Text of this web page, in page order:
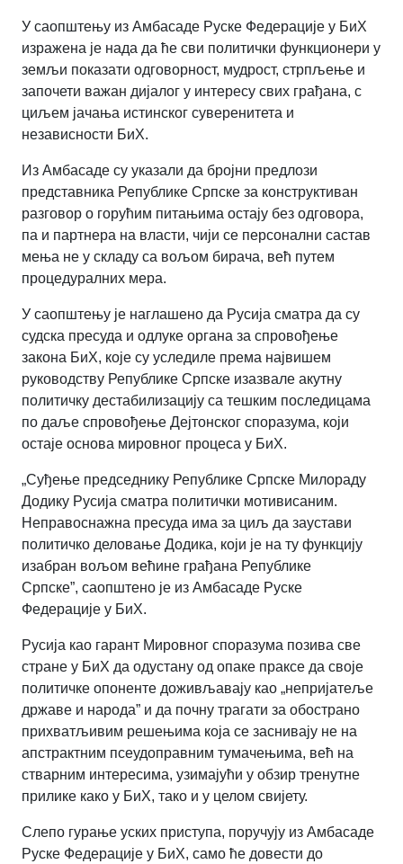
У саопштењу из Амбасаде Руске Федерације у БиХ
изражена је нада да ће сви политички функционери у
земљи показати одговорност, мудрост, стрпљење и
започети важан дијалог у интересу свих грађана, с
циљем јачања истинског суверенитета и
независности БиХ.
Из Амбасаде су указали да бројни предлози
представника Републике Српске за конструктиван
разговор о горућим питањима остају без одговора,
па и партнера на власти, чији се персонални састав
мења не у складу са вољом бирача, већ путем
процедуралних мера.
У саопштењу је наглашено да Русија сматра да су
судска пресуда и одлуке органа за спровођење
закона БиХ, које су уследиле према највишем
руководству Републике Српске изазвале акутну
политичку дестабилизацију са тешким последицама
по даље спровођење Дејтонског споразума, који
остаје основа мировног процеса у БиХ.
„Суђење председнику Републике Српске Милораду
Додику Русија сматра политички мотивисаним.
Неправоснажна пресуда има за циљ да заустави
политичко деловање Додика, који је на ту функцију
изабран вољом већине грађана Републике
Српске”, саопштено је из Амбасаде Руске
Федерације у БиХ.
Русија као гарант Мировног споразума позива све
стране у БиХ да одустану од опаке праксе да своје
политичке опоненте доживљавају као „непријатеље
државе и народа” и да почну трагати за обострано
прихватљивим решењима која се заснивају не на
апстрактним псеудоправним тумачењима, већ на
стварним интересима, узимајући у обзир тренутне
прилике како у БиХ, тако и у целом свијету.
Слепо гурање уских приступа, поручују из Амбасаде
Руске Федерације у БиХ, само ће довести до